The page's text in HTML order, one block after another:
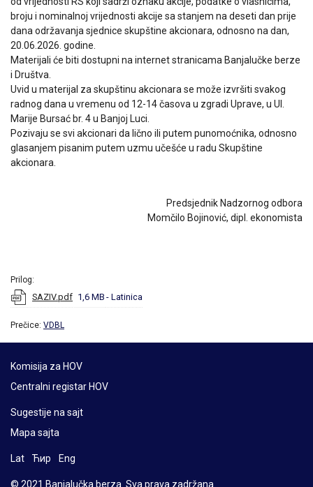
broju i nominalnoj vrijednosti akcije sa stanjem na deseti dan prije
dana održavanja sjednice skupštine akcionara, odnosno na dan,
20.06.2026. godine.
Materijali će biti dostupni na internet stranicama Banjalučke berze
i Društva.
Uvid u materijal za skupštinu akcionara se može izvršiti svakog
radnog dana u vremenu od 12-14 časova u zgradi Uprave, u Ul.
Marije Bursać br. 4 u Banjoj Luci.
Pozivaju se svi akcionari da lično ili putem punomoćnika, odnosno
glasanjem pisanim putem uzmu učešće u radu Skupštine
akcionara.
Predsjednik Nadzornog odbora
Momčilo Bojinović, dipl. ekonomista
Prilog:
SAZIV.pdf 1,6 MB - Latinica
Prečice: VDBL
Komisija za HOV
Centralni registar HOV
Sugestije na sajt
Mapa sajta
Lat Ћир Eng
© 2021 Banjalučka berza. Sva prava zadržana.